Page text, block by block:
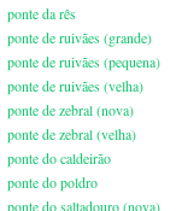
ponte da rês
ponte de ruivães (grande)
ponte de ruivães (pequena)
ponte de ruivães (velha)
ponte de zebral (nova)
ponte de zebral (velha)
ponte do caldeirão
ponte do poldro
ponte do saltadouro (nova)